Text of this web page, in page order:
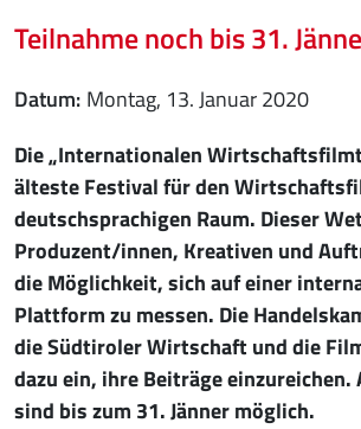
Teilnahme noch bis 31.
Datum Montag, 13. Januar 2020
Die „Internationalen
älteste Festival für den
deutschsprachigen Raum. Dieser
Produzent/innen, Kreativen und
die Möglichkeit, sich auf einer
Plattform zu messen. Die
die Südtiroler Wirtschaft und die
dazu ein, ihre Beiträge einzureichen.
sind bis zum 31. Jänner möglich.